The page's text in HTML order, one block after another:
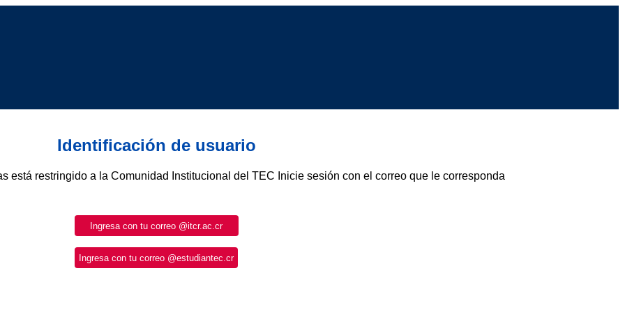
Identificación de usuario
está restringido a la Comunidad Institucional del TEC Inicie sesión con el correo que le corresponda